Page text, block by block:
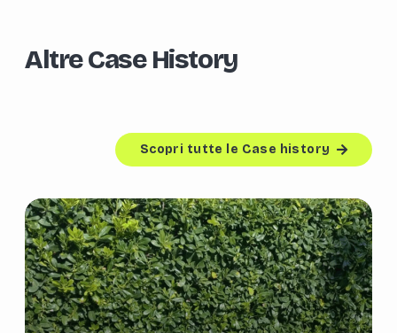
Altre Case History
Scopri tutte le Case history